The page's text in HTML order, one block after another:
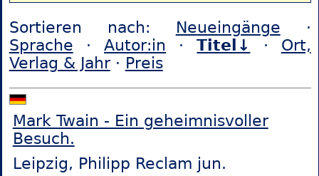
Sortieren nach: Neueingänge ·
Sprache ·Autor:in ·Titel↓ · Ort,
Verlag & Jahr· Preis
Mark Twain - Ein geheimnisvoller
Besuch.
Leipzig, Philipp Reclam jun.